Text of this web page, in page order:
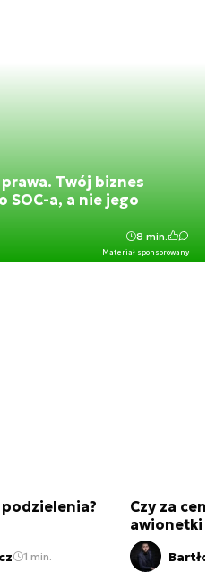
Twój biznes
SOC-a, a nie jego
Materiał sponsorowany
8 min.
1 min.
Czy za
awionetki